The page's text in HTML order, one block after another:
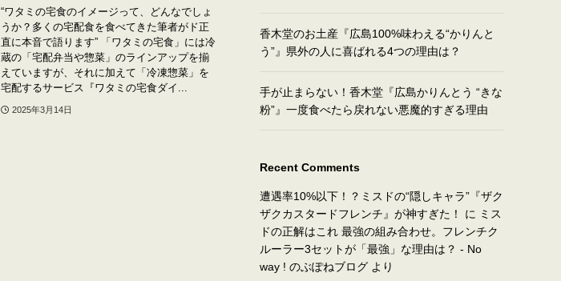
“ワタミの宅食のイメージって、どんなでしょ
うか？多くの宅配食を食べてきた筆者がド正
直に本音で語ります” 「ワタミの宅食」には冷
蔵の「宅配弁当や惣菜」のラインアップを揃
えていますが、それに加えて「冷凍惣菜」を
宅配するサービス『ワタミの宅食ダイ...
2025年3月14日
香木堂のお土産『広島100%味わえる“かりんと
う”』県外の人に喜ばれる4つの理由は？
手が止まらない！香木堂『広島かりんとう “きな
粉”』一度食べたら戻れない悪魔的すぎる理由
Recent Comments
遭遇率10%以下！？ミスドの“隠しキャラ”『ザク
ザクカスタードフレンチ』が神すぎた！
に ミス
ドの正解はこれ 最強の組み合わせ。フレンチク
ルーラー3セットが「最強」な理由は？ - No
way ! のぶぽねブログ より